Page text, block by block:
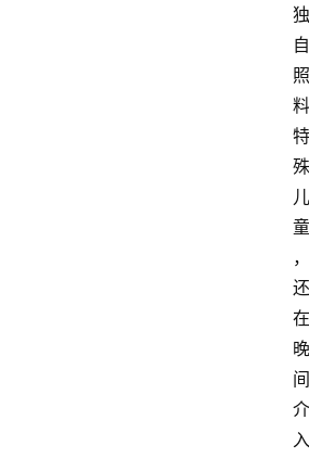
独
自
照
料
特
殊
儿
童
，
还
在
晚
间
介
入